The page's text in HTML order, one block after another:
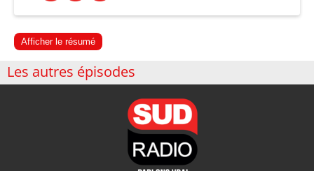
Afficher le résumé
Les autres épisodes